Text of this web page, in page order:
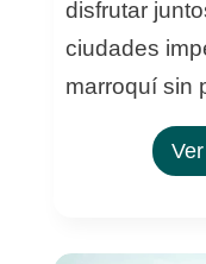
disfrutar
ciudades
marroquí sin